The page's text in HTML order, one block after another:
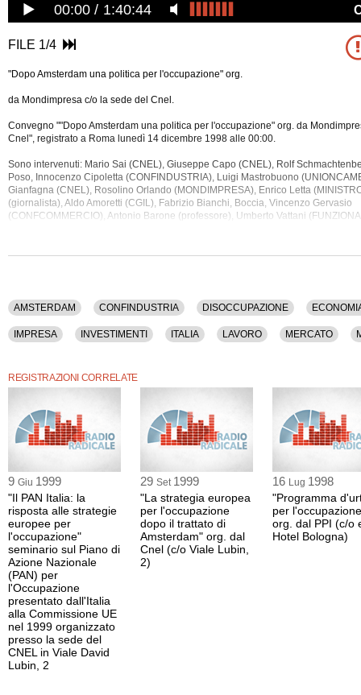
00:00 1:40:44
FILE 1/4
"Dopo Amsterdam una politica per l'occupazione" org.
da Mondimpresa c/o la sede del Cnel.
Convegno ""Dopo Amsterdam una politica per l'occupazione" org. da
Cnel", registrato a Roma lunedì 14 dicembre 1998 alle 00:00.
Sono intervenuti: Mario Sai (CNEL), Giuseppe Capo (CNEL), Rolf
Poso, Innocenzo Cipoletta (CONFINDUSTRIA), Luigi Mastrobuono
Gianfagna (CNEL), Rosolino Orlando (MONDIMPRESA), Enrico Letta
(giornalista), Aldo Amoretti (CGIL), Fabrizio Bianchi, Boccia, Vincenzo Gervasio
(CONFCOMMERCIO), Antonio Barone (professore), Umberto Vattani
Tra gli argomenti discussi: Amsterdam, Confindustria, Disoccupazione,
La registrazione audio di questo convegno ha una durata di 5 ore e 16 minuti.
AMSTERDAM CONFINDUSTRIA DISOCCUPAZIONE
IMPRESA INVESTIMENTI ITALIA LAVORO MERCATO
REGISTRAZIONI CORRELATE
9 Giu 1999
"Il PAN Italia: la
risposta alle strategie
europee per
l'occupazione"
seminario sul Piano di
Azione Nazionale
(PAN) per
l'Occupazione
presentato dall'Italia
alla Commissione UE
nel 1999 organizzato
presso la sede del
CNEL in Viale David
Lubin, 2
29 Set 1999
"La strategia europea
per l'occupazione
dopo il trattato di
Amsterdam" org. dal
Cnel (c/o Viale Lubin,
2)
16 Lug 1998
"Programma
per
org. dal PPI (c/o
Hotel Bologna)